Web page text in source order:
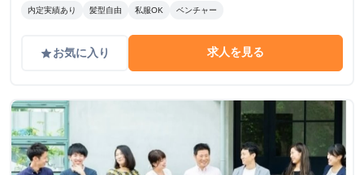
内定実績あり 髪型自由 私服OK ベンチャー
gradeお気に入り 求人を見る